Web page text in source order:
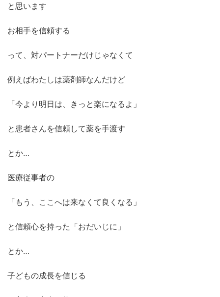
と思います
お相手を信頼する
って、対パートナーだけじゃなくて
例えばわたしは薬剤師なんだけど
「今より明日は、きっと楽になるよ」
と患者さんを信頼して薬を手渡す
とか…
医療従事者の
「もう、ここへは来なくて良くなる」
と信頼心を持った「おだいじに」
とか…
子どもの成長を信じる